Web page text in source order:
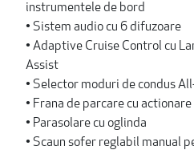
instrumentele de bord
• Sistem audio cu 6 difuzoare
• Adaptive Cruise Control cu
Assist
• Selector moduri de condus
• Frana de parcare cu
• Parasolare cu oglinda
• Scaun sofer reglabil manual